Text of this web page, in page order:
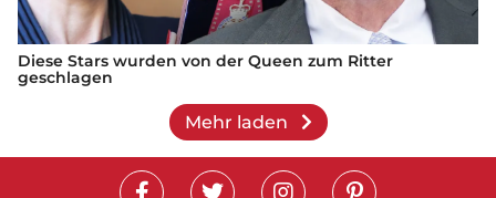
Diese Stars wurden von der Queen zum Ritter
geschlagen
Mehr laden